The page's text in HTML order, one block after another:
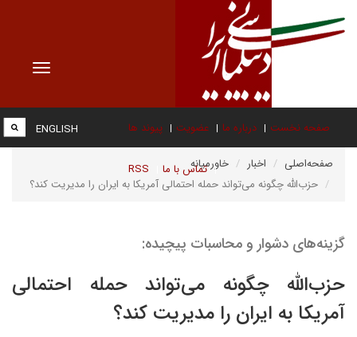
Toggle
صفحه نخست درباره ما عضویت پیوند ها
تماس با ما RSS
ENGLISH
صفحه‌اصلی اخبار
خاورمیانه
حزب‌الله چگونه می‌تواند حمله احتمالی آمریکا به ایران را مدیریت کند؟
گزینه‌های دشوار و محاسبات پیچیده:
حزب‌الله چگونه می‌تواند حمله احتمالی
آمریکا به ایران را مدیریت کند؟